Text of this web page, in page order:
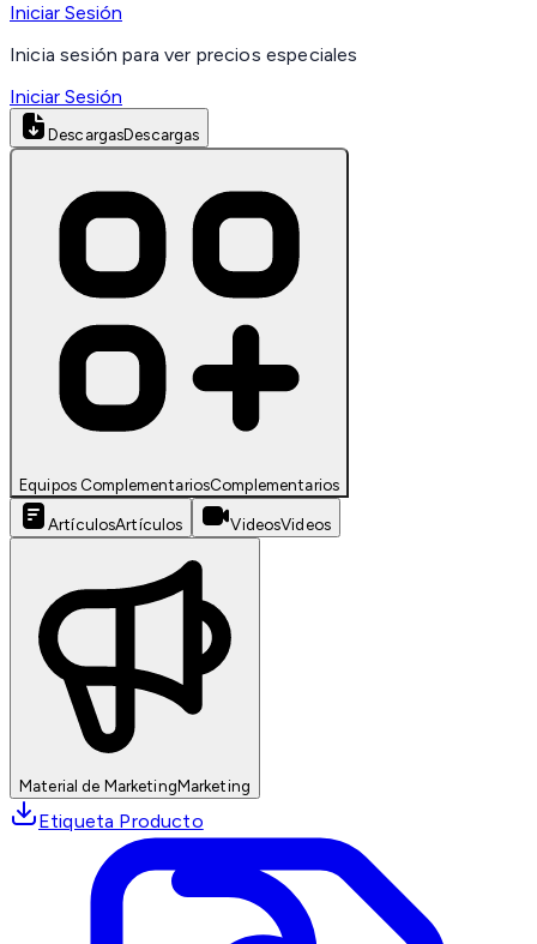
Iniciar Sesión
Inicia sesión para ver precios especiales
Iniciar Sesión
DescargasDescargas
Equipos ComplementariosComplementarios
ArtículosArtículos VideosVideos
Material de MarketingMarketing
Etiqueta Producto